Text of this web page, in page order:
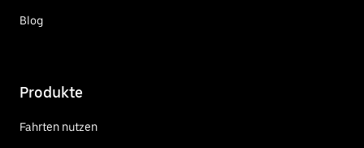
Blog
Produkte
Fahrten nutzen